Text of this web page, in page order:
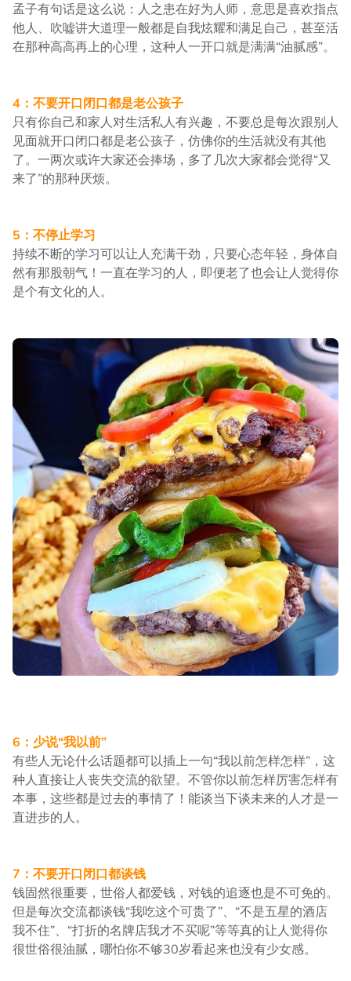
孟子有句话是这么说：人之患在好为人师，意思是喜欢指点
他人、吹嘘讲大道理一般都是自我炫耀和满足自己，甚至活
在那种高高再上的心理，这种人一开口就是满满“油腻感”。
4：不要开口闭口都是老公孩子
只有你自己和家人对生活私人有兴趣，不要总是每次跟别人
见面就开口闭口都是老公孩子，仿佛你的生活就没有其他
了。一两次或许大家还会捧场，多了几次大家都会觉得“又
来了”的那种厌烦。
5：不停止学习
持续不断的学习可以让人充满干劲，只要心态年轻，身体自
然有那股朝气！一直在学习的人，即便老了也会让人觉得你
是个有文化的人。
6：少说“我以前”
有些人无论什么话题都可以插上一句“我以前怎样怎样”，这
种人直接让人丧失交流的欲望。不管你以前怎样厉害怎样有
本事，这些都是过去的事情了！能谈当下谈未来的人才是一
直进步的人。
7：不要开口闭口都谈钱
钱固然很重要，世俗人都爱钱，对钱的追逐也是不可免的。
但是每次交流都谈钱“我吃这个可贵了”、“不是五星的酒店
我不住”、“打折的名牌店我才不买呢”等等真的让人觉得你
很世俗很油腻，哪怕你不够30岁看起来也没有少女感。